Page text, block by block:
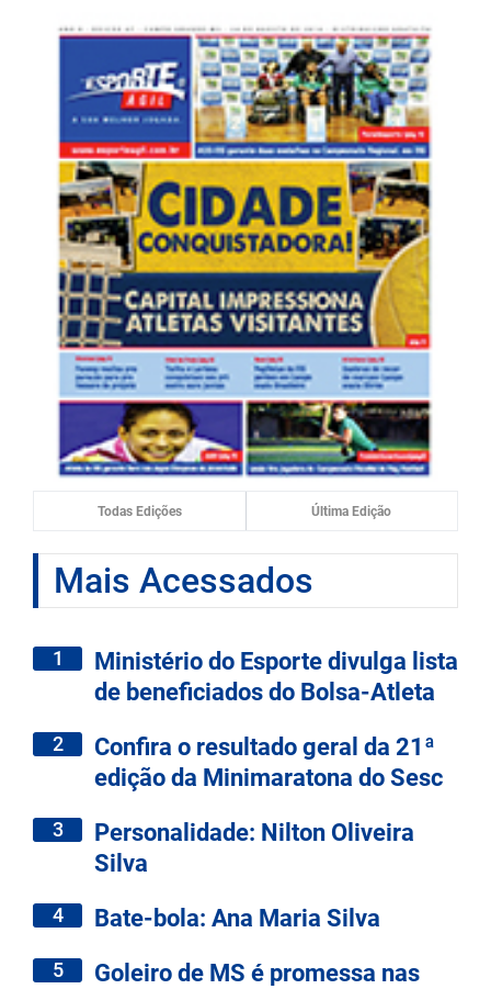
Todas Edições Última Edição
Mais Acessados
1
Ministério do Esporte divulga lista
de beneficiados do Bolsa-Atleta
2
Confira o resultado geral da 21ª
edição da Minimaratona do Sesc
3
Personalidade: Nilton Oliveira
Silva
4 Bate-bola: Ana Maria Silva
5
Goleiro de MS é promessa nas